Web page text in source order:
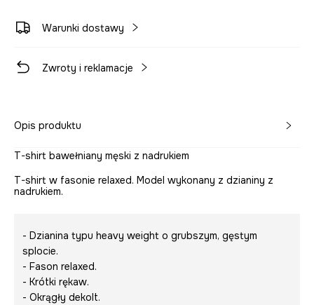
Warunki dostawy
Zwroty i reklamacje
Opis produktu
T-shirt bawełniany męski z nadrukiem
T-shirt w fasonie relaxed. Model wykonany z dzianiny z
nadrukiem.
- Dzianina typu heavy weight o grubszym, gęstym
splocie.
- Fason relaxed.
- Krótki rękaw.
- Okrągły dekolt.